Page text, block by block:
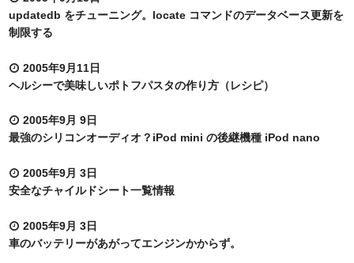
updatedb をチューニング。locate コマンドのデータベース更新を
制限する
2005年9月11日
ヘルシーで美味しいポトフパスタの作り方（レシピ）
2005年9月 9日
最強のシリコンオーディオ？iPod mini の後継機種 iPod nano
2005年9月 3日
安全なチャイルドシート一覧情報
2005年9月 3日
車のバッテリーがあがってエンジンかからず。